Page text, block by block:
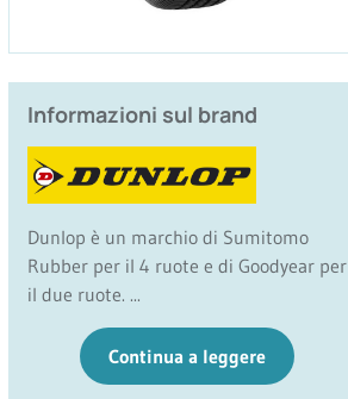
Informazioni sul brand
Dunlop è un marchio di Sumitomo
Rubber per il 4 ruote e di Goodyear per
il due ruote. ...
Continua a leggere